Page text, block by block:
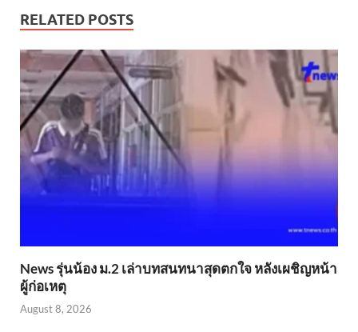
RELATED POSTS
News รุ่นน้อง ม.2 เล่าบทสนทนาสุดตกใจ หลังเผชิญหน้า
ผู้ก่อเหตุ
August 8, 2026